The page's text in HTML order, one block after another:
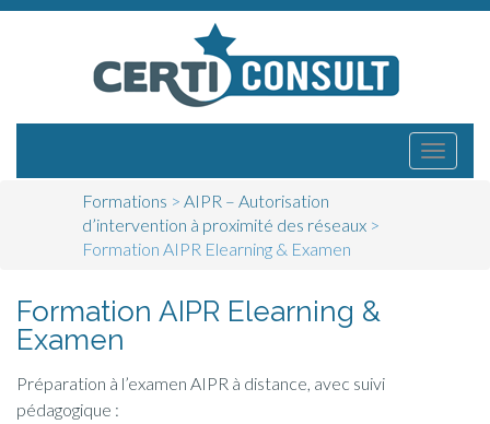
principal
contenu
Formations > AIPR – Autorisation
d’intervention à proximité des réseaux >
Formation AIPR Elearning & Examen
Formation AIPR Elearning &
Examen
Préparation à l’examen AIPR à distance, avec suivi
pédagogique :